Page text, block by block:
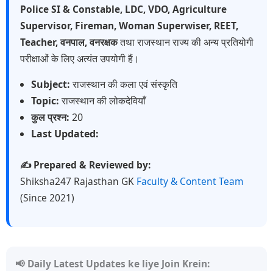
Police SI & Constable, LDC, VDO, Agriculture
Supervisor, Fireman, Woman Superwiser, REET,
Teacher, वनपाल, वनरक्षकतथा राजस्थान राज्य की अन्य प्रतियोगी
परीक्षाओं के लिए अत्यंत उपयोगी हैं।
Subject:राजस्थान की कला एवं संस्कृति
Topic:राजस्थान की लोकदेवियाँ
कुल प्रश्न: 20
Last Updated:
✍️ Prepared & Reviewed by:
Shiksha247 Rajasthan GK Faculty & Content Team
(Since 2021)
📢 Daily Latest Updates ke liye Join Krein: